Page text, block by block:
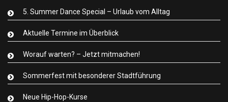
5. Summer Dance Special – Urlaub vom Alltag
Aktuelle Termine im Überblick
Worauf warten? – Jetzt mitmachen!
Sommerfest mit besonderer Stadtführung
Neue Hip-Hop-Kurse